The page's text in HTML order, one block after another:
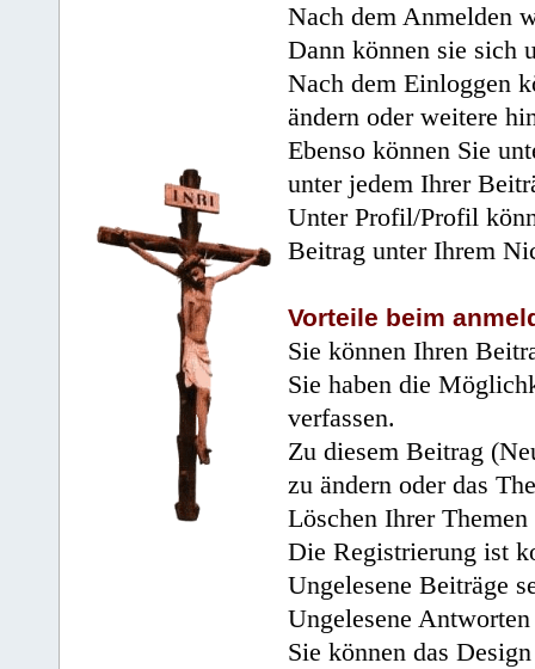
Nach dem Anmelden
Dann können sie sich
Nach dem Einloggen
ändern oder weitere
Ebenso können Sie
unter jedem Ihrer
Unter Profil/Profil
Beitrag unter Ihrem
Vorteile beim
Sie können Ihren
Sie haben die
verfassen.
Zu diesem Beitrag
zu ändern oder das
Löschen Ihrer
Die Registrierung ist
Ungelesene Beiträge
Ungelesene
Sie können das